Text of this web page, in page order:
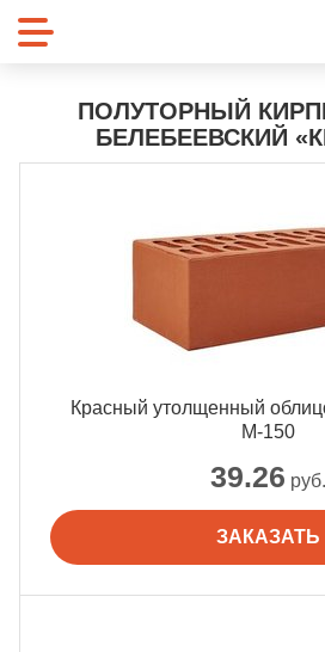
ПОЛУТОРНЫЙ
БЕЛЕБЕЕВСКИЙ
39.26 руб.
ЗАКАЗАТЬ
Красный утолщенный
М-150